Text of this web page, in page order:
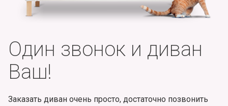
Один звонок и диван
Ваш!
Заказать диван очень просто, достаточно позвонить